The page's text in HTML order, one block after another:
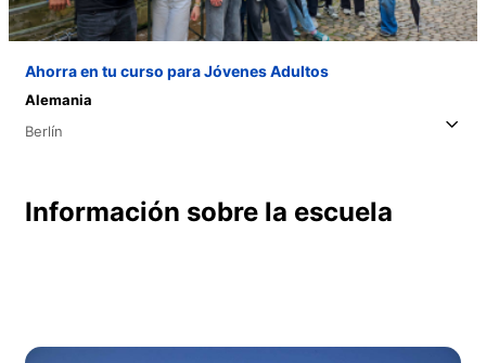
Ahorra en tu curso para Jóvenes Adultos
Alemania
Berlín
Información sobre la escuela